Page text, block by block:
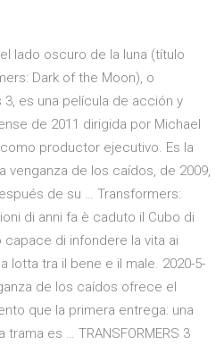
lado oscuro de la luna (título
Dark of the Moon), o
es una película de acción y
de 2011 dirigida por Michael
productor ejecutivo. Es la
venganza de los caídos, de 2009,
de su … Transformers:
di anni fa è caduto il Cubo di
di infondere la vita ai
lotta tra il bene e il male. 2020-5-
de los caídos ofrece el
que la primera entrega: una
es … TRANSFORMERS 3